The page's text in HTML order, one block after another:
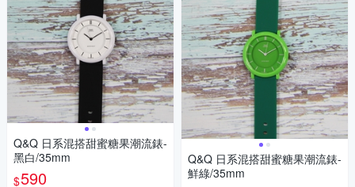
Q&Q 日系混搭甜蜜糖果潮流錶-
黑白/35mm
$590
Q&Q 日系混搭甜蜜糖果潮流錶-
鮮綠/35mm